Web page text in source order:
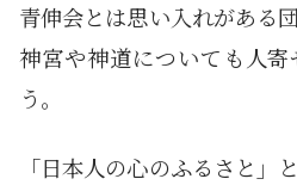
青伸会とは思い入れがある
神宮や神道についても人
う。
「日本人の心のふるさと」